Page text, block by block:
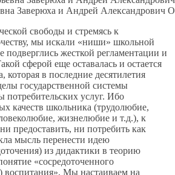
Заверюха и Андрей Александрович
свободы и стремясь к
мы искали «ниши» школьной
жесткой регламентации и
сферой еще оставалась и остается
которая в последние десятилетия
государственной системы
потребительских услуг. Ибо
качеств школьника (трудолюбие,
жизнелюбие и т.д.), к
предоставить, ни потребить как
мысль перенести идею
из дидактики в теорию
«сосредоточенного
воспитания». Мы настаиваем на